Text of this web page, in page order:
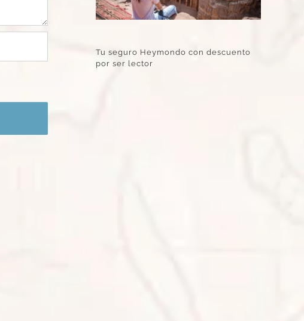
Tu seguro Heymondo con descuento
por ser lector